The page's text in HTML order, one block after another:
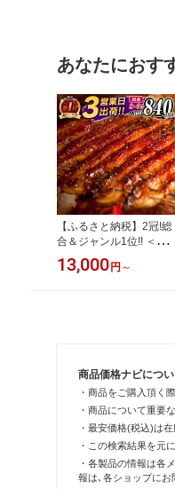
あなたにおす
【ふるさと納税】2冠!総
合＆ジャンル1位!! ＜最短
3営業日出荷＞うなぎ 鰻
楽 国産 特大4尾 2尾 3尾
期間］
13,000 円 ～
商品価格ナビにつ
・商品をご購入頂く
・商品について重要
・最安価格(税込)は
・この検索結果を元
・各製品の情報は各
報は､各ショップにお